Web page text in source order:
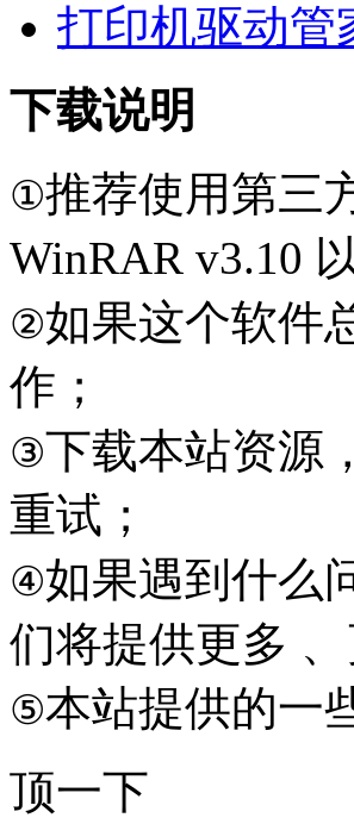
打印机驱动管
下载说明
①推荐使用第三
WinRAR v3.10
②如果这个软件
作；
③下载本站资源
重试；
④如果遇到什么
们将提供更多
⑤本站提供的一
顶一下